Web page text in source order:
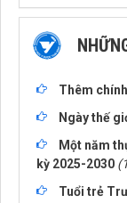
Thêm
Ngày thế
Một năm
kỳ 2025-2030
Tuổi trẻ